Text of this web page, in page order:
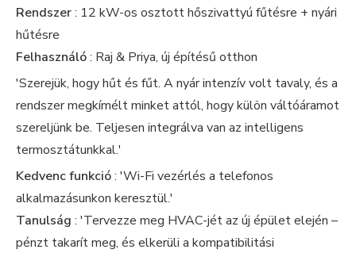
Rendszer: 12 kW-os osztott hőszivattyú fűtésre + nyári
hűtésre
Felhasználó: Raj & Priya, új építésű otthon
'Szerejük, hogy hűt és fűt. A nyár intenzív volt tavaly, és a
rendszer megkímélt minket attól, hogy külön váltóáramot
szereljünk be. Teljesen integrálva van az intelligens
termosztátunkkal.'
Kedvenc funkció: 'Wi-Fi vezérlés a telefonos
alkalmazásunkon keresztül.'
Tanulság : 'Tervezze meg HVAC-jét az új épület elején –
pénzt takarít meg, és elkerüli a kompatibilitási